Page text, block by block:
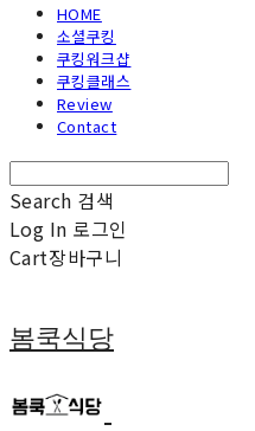
HOME
소셜쿠킹
쿠킹워크샵
쿠킹클래스
Review
Contact
Search 검색
Log In 로그인
Cart장바구니
봄쿡식당